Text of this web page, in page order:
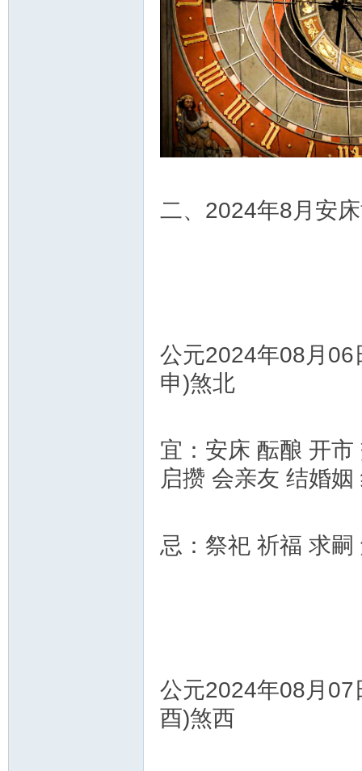
二、2024年8月安
公元2024年08月06
申)煞北
宜：安床 酝酿 开
启攒 会亲友 结婚姻
忌：祭祀 祈福 求嗣
公元2024年08月07
酉)煞西